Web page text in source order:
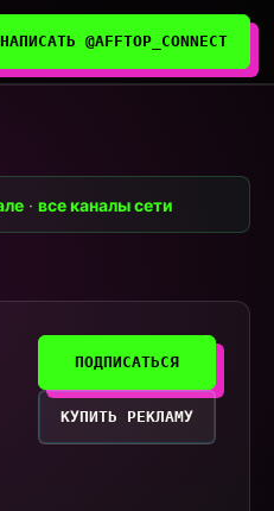
НАПИСАТЬ @AFFTOP_CONNECT
·все каналы сети
ПОДПИСАТЬСЯ
КУПИТЬ РЕКЛАМУ